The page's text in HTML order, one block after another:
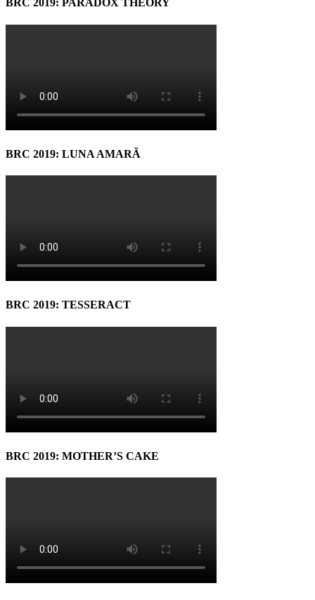
BRC 2019: PARADOX THEORY
BRC 2019: LUNA AMARĂ
BRC 2019: TESSERACT
BRC 2019: MOTHER’S CAKE